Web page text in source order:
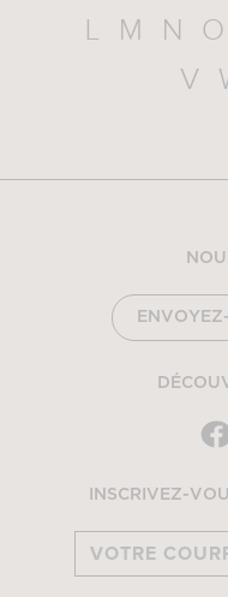
L
M N O
V
INSCRIVEZ-